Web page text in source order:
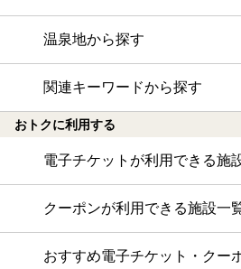
温泉地から探す
関連キーワードから探す
おトクに利用する
電子チケットが利用できる施
クーポンが利用できる施設一
おすすめ電子チケット・クー